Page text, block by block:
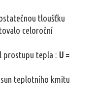
tloušťku
celoroční
tepla : U =
teplotního kmitu